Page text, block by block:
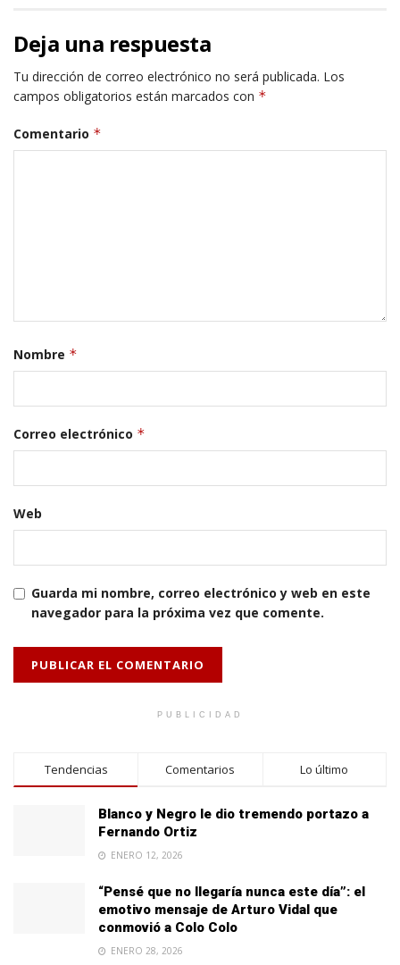
Deja una respuesta
Tu dirección de correo electrónico no será publicada. Los
campos obligatorios están marcados con *
Comentario *
Nombre *
Correo electrónico *
Web
Guarda mi nombre, correo electrónico y web en este
navegador para la próxima vez que comente.
PUBLICIDAD
Tendencias Comentarios Lo último
Blanco y Negro le dio tremendo portazo a
Fernando Ortiz
ENERO 12, 2026
“Pensé que no llegaría nunca este día”: el
emotivo mensaje de Arturo Vidal que
conmovió a Colo Colo
ENERO 28, 2026